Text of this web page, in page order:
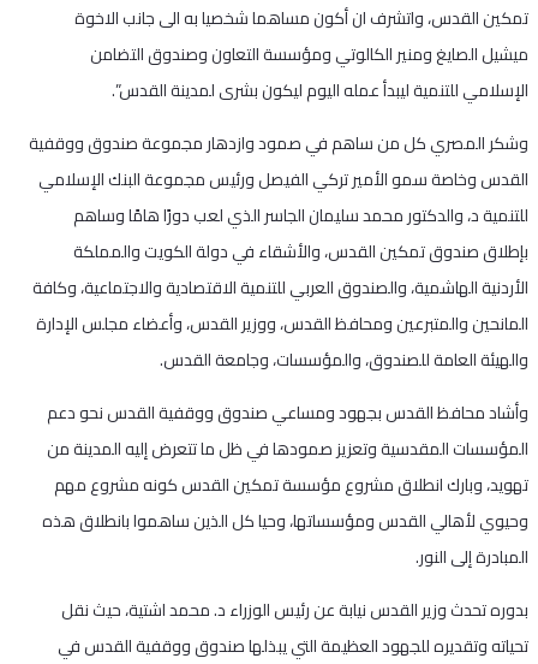
تمكين القدس، واتشرف ان أكون مساهما شخصيا به الى جانب الاخوة
ميشيل الصايغ ومنير الكالوتي ومؤسسة التعاون وصندوق التضامن
الإسلامي للتنمية ليبدأ عمله اليوم ليكون بشرى لمدينة القدس”.
وشكر المصري كل من ساهم في صمود وازدهار مجموعة صندوق ووقفية
القدس وخاصة سمو الأمير تركي الفيصل ورئيس مجموعة البنك الإسلامي
للتنمية د، والدكتور محمد سليمان الجاسر الذي لعب دورًا هامًا وساهم
بإطلاق صندوق تمكين القدس، والأشقاء في دولة الكويت والمملكة
الأردنية الهاشمية، والصندوق العربي للتنمية الاقتصادية والاجتماعية، وكافة
المانحين والمتبرعين ومحافظ القدس، ووزير القدس، وأعضاء مجلس الإدارة
والهيئة العامة للصندوق، والمؤسسات، وجامعة القدس.
وأشاد محافظ القدس بجهود ومساعي صندوق ووقفية القدس نحو دعم
المؤسسات المقدسية وتعزيز صمودها في ظل ما تتعرض إليه المدينة من
تهويد، وبارك انطلاق مشروع مؤسسة تمكين القدس كونه مشروع مهم
وحيوي لأهالي القدس ومؤسساتها، وحيا كل الذين ساهموا بانطلاق هذه
المبادرة إلى النور.
بدوره تحدث وزير القدس نيابة عن رئيس الوزراء د. محمد اشتية، حيث نقل
تحياته وتقديره للجهود العظيمة التي يبذلها صندوق ووقفية القدس في